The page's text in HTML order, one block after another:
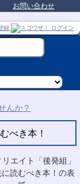
お問い合わせ
べき本！